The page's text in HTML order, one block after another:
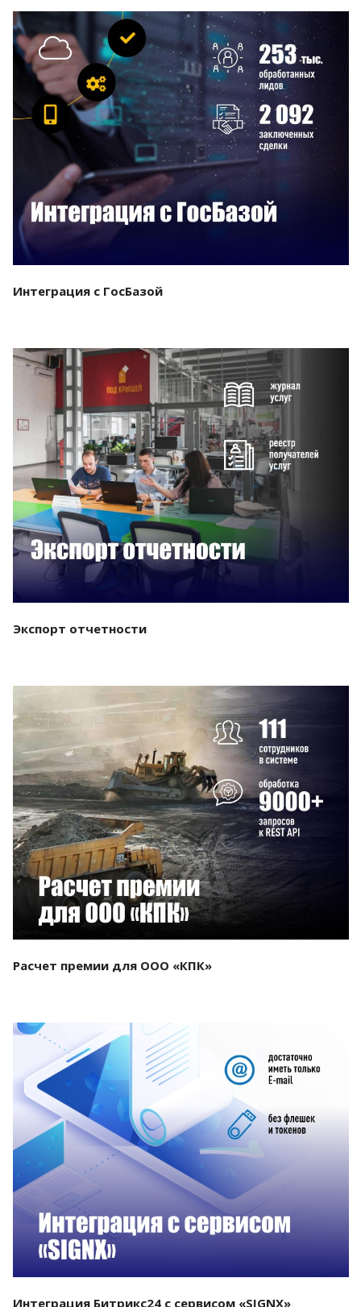
Смотреть проект
Интеграция с ГосБазой
Смотреть проект
Экспорт отчетности
Смотреть проект
Расчет премии для ООО «КПК»
Смотреть проект
Интеграция Битрикс24 с сервисом «SIGNX»